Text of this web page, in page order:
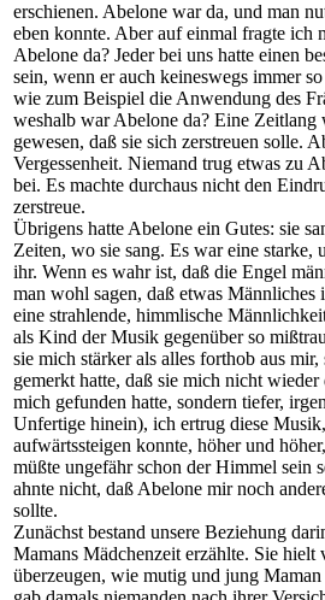
erschienen. Abelone war da, und man
eben konnte. Aber auf einmal fragte ich
Abelone da? Jeder bei uns hatte einen
sein, wenn er auch keineswegs immer
wie zum Beispiel die Anwendung des
weshalb war Abelone da? Eine Zeitlang
gewesen, daß sie sich zerstreuen solle.
Vergessenheit. Niemand trug etwas zu
bei. Es machte durchaus nicht den
zerstreue.
Übrigens hatte Abelone ein Gutes: sie
Zeiten, wo sie sang. Es war eine starke,
ihr. Wenn es wahr ist, daß die Engel
man wohl sagen, daß etwas Männliches
eine strahlende, himmlische
als Kind der Musik gegenüber so
sie mich stärker als alles forthob aus
gemerkt hatte, daß sie mich nicht
mich gefunden hatte, sondern tiefer,
Unfertige hinein), ich ertrug diese
aufwärtssteigen konnte, höher und
müßte ungefähr schon der Himmel sein
ahnte nicht, daß Abelone mir noch
sollte.
Zunächst bestand unsere Beziehung
Mamans Mädchenzeit erzählte. Sie hielt
überzeugen, wie mutig und jung Maman